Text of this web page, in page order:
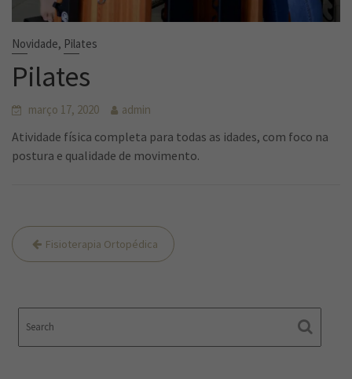
Novidade, Pilates
Pilates
março 17, 2020 admin
Atividade física completa para todas as idades, com foco na
postura e qualidade de movimento.
Navegação
de
Fisioterapia Ortopédica